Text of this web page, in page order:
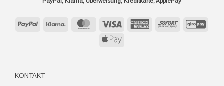
PayPal, Klarna, Überweisung, Kreditkarte, ApplePay
PayPal Klarna MasterCard Visa
AmericanSofort
Apple
KONTAKT